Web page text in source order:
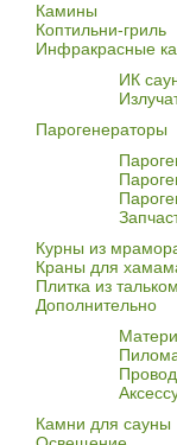
Камины
Коптильни-гриль
Инфракрасные
ИК
Парогенераторы
Курны из
Краны для
Плитка из
Дополнительно
Камни для сауны